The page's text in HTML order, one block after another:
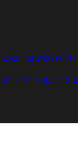
ולידה טיפים
את הגוף הרזיה